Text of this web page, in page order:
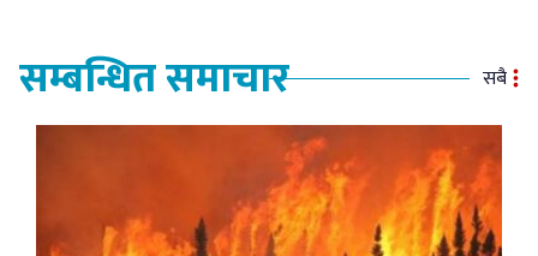
सम्बन्धित समाचार सबै